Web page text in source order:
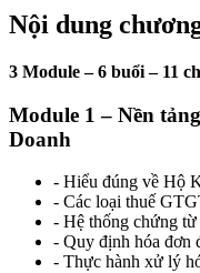
Nội dung
3 Module – 6 buổi – 11
Module 1 – Nền
Doanh
- Hiểu đúng về Hộ
- Các loại thuế
- Hệ thống chứng
- Quy định hóa đơn
- Thực hành xử lý